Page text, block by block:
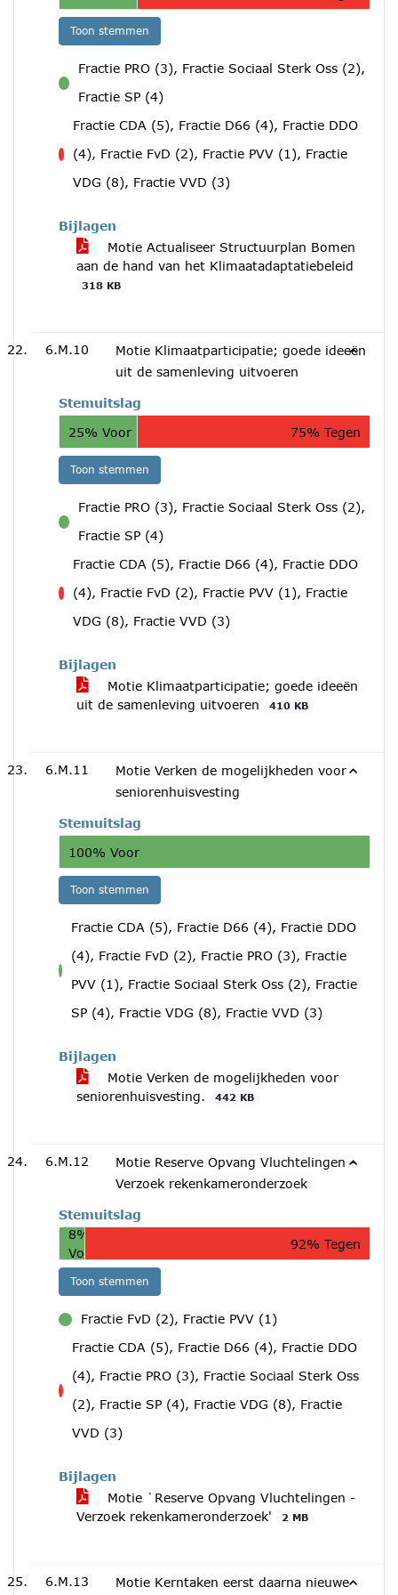
Toon stemmen
voor
Fractie PRO (3), Fractie Sociaal Sterk Oss (2),
Fractie SP (4)
Fractie CDA (5), Fractie D66 (4), Fractie DDO
(4), Fractie FvD (2), Fractie PVV (1), Fractie
VDG (8), Fractie VVD (3)
Bijlagen
Motie Actualiseer Structuurplan Bomen
aan de hand van het Klimaatadaptatiebeleid
318 KB
6.M.10
Motie Klimaatparticipatie; goede ideeën
uit de samenleving uitvoeren
Stemuitslag
25% Voor
75% Tegen
Toon stemmen
voor
Fractie PRO (3), Fractie Sociaal Sterk Oss (2),
Fractie SP (4)
Fractie CDA (5), Fractie D66 (4), Fractie DDO
(4), Fractie FvD (2), Fractie PVV (1), Fractie
VDG (8), Fractie VVD (3)
Bijlagen
Motie Klimaatparticipatie; goede ideeën
uit de samenleving uitvoeren
410 KB
6.M.11
Motie Verken de mogelijkheden voor
seniorenhuisvesting
Stemuitslag
100% Voor
Toon stemmen
voor
Fractie CDA (5), Fractie D66 (4), Fractie DDO
(4), Fractie FvD (2), Fractie PRO (3), Fractie
PVV (1), Fractie Sociaal Sterk Oss (2), Fractie
SP (4), Fractie VDG (8), Fractie VVD (3)
Bijlagen
Motie Verken de mogelijkheden voor
seniorenhuisvesting.
442 KB
6.M.12
Motie Reserve Opvang Vluchtelingen -
Verzoek rekenkameronderzoek
Stemuitslag
8%
Voor
92% Tegen
Toon stemmen
Fractie FvD (2), Fractie PVV (1)
tegen
Fractie CDA (5), Fractie D66 (4), Fractie DDO
(4), Fractie PRO (3), Fractie Sociaal Sterk Oss
(2), Fractie SP (4), Fractie VDG (8), Fractie
VVD (3)
Bijlagen
Motie `Reserve Opvang Vluchtelingen -
Verzoek rekenkameronderzoek'
2 MB
6.M.13 Motie Kerntaken eerst daarna nieuwe